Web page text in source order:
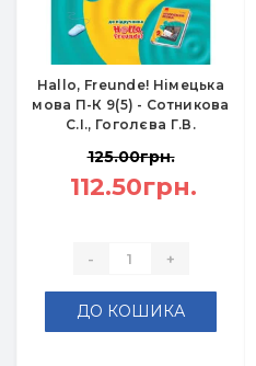
Hallo, Freunde! Німецька
мова П-К 9(5) - Сотникова
С.І., Гоголєва Г.В.
125.00грн.
112.50грн.
- +
ДО КОШИКА